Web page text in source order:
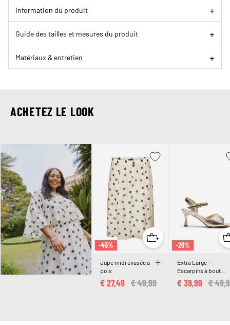
Information du produit
Guide des tailles et mesures du produit
Matériaux & entretien
ACHETEZ LE LOOK
-45%
Jupe midi évasée à
pois
Price reduced from
€ 49,99
€ 27,49
-20%
Extra Large -
Escarpins à bout
ouvert et carréPrice
€
€ 39,99